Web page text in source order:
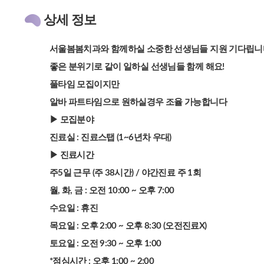
상세 정보
서울봄봄치과와 함께하실 소중한 선생님들 지원 기다립니
좋은 분위기로 같이 일하실 선생님들 함께 해요!
풀타임 모집이지만
알바 파트타임으로 원하실경우 조율 가능합니다
▶ 모집분야
진료실 : 진료스탭 (1~6년차 우대)
▶ 진료시간
주5일 근무 (주 38시간) / 야간진료 주 1회
월, 화, 금 : 오전 10:00 ~ 오후 7:00
수요일 : 휴진
목요일 : 오후 2:00 ~ 오후 8:30 (오전진료X)
토요일 : 오전 9:30 ~ 오후 1:00
*점심시간 : 오후 1:00 ~ 2:00